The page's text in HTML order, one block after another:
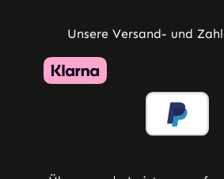
Unsere Versand- und